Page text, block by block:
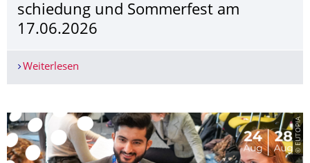
schiedung und Sommerfest am
17.06.2026
Weiterlesen
© EUTOPIA